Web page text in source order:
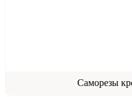
Саморезы